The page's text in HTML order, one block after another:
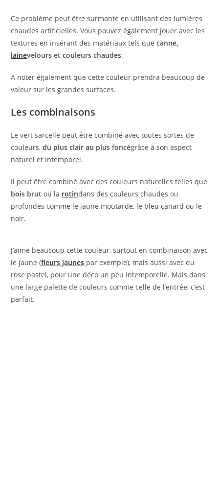
Ce problème peut être surmonté en utilisant des lumières
chaudes artificielles. Vous pouvez également jouer avec les
textures en insérant des matériaux tels quecanne,
lainevelours et couleurs chaudes.
A noter également que cette couleur prendra beaucoup de
valeur sur les grandes surfaces.
Les combinaisons
Le vert sarcelle peut être combiné avec toutes sortes de
couleurs,du plus clair au plus foncégrâce à son aspect
naturel et intemporel.
Il peut être combiné avec des couleurs naturelles telles que
bois brut ou la rotindans des couleurs chaudes ou
profondes comme le jaune moutarde, le bleu canard ou le
noir.
J’aime beaucoup cette couleur, surtout en combinaison avec
le jaune (fleurs jaunes par exemple), mais aussi avec du
rose pastel, pour une déco un peu intemporelle. Mais dans
une large palette de couleurs comme celle de l’entrée, c’est
parfait.